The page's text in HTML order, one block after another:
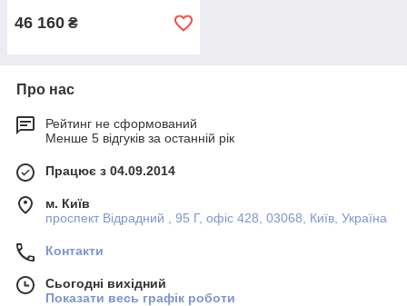
46 160 ₴
Про нас
Рейтинг не сформований
Менше 5 відгуків за останній рік
Працює з 04.09.2014
м. Київ
проспект Відрадний , 95 Г, офіс 428, 03068, Київ, Україна
Контакти
Сьогодні вихідний
Показати весь графік роботи